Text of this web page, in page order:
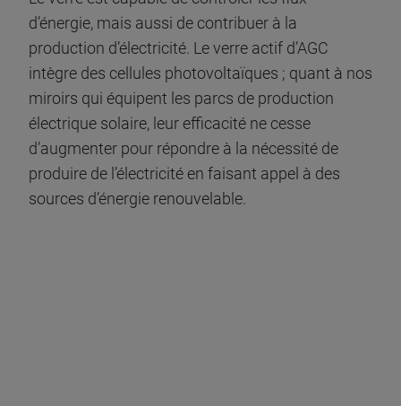
d’énergie, mais aussi de contribuer à la
production d’électricité. Le verre actif d’AGC
intègre des cellules photovoltaïques ; quant à nos
miroirs qui équipent les parcs de production
électrique solaire, leur efficacité ne cesse
d’augmenter pour répondre à la nécessité de
produire de l’électricité en faisant appel à des
sources d’énergie renouvelable.